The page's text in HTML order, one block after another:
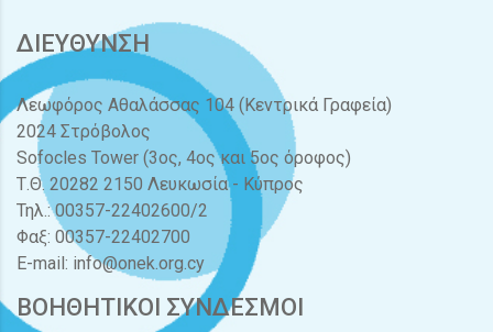
ΔΙΕΥΘΥΝΣΗ
Λεωφόρος Αθαλάσσας 104 (Κεντρικά Γραφεία)
2024 Στρόβολος
Sofocles Tower (3ος, 4ος και 5ος όροφος)
Τ.Θ. 20282 2150 Λευκωσία - Κύπρος
Τηλ.: 00357-22402600/2
Φαξ: 00357-22402700
E-mail: info@onek.org.cy
ΒΟΗΘΗΤΙΚΟΙ ΣΥΝΔΕΣΜΟΙ